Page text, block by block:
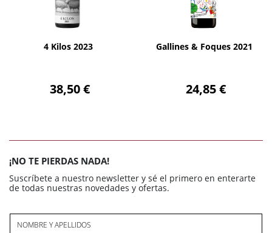
4 Kilos 2023
38,50 €
AÑADIR
Gallines & Foques 2021
24,85 €
AÑADIR
¡NO TE PIERDAS NADA!
Suscríbete a nuestro newsletter y sé el primero en enterarte
de todas nuestras novedades y ofertas.
NOMBRE Y APELLIDOS